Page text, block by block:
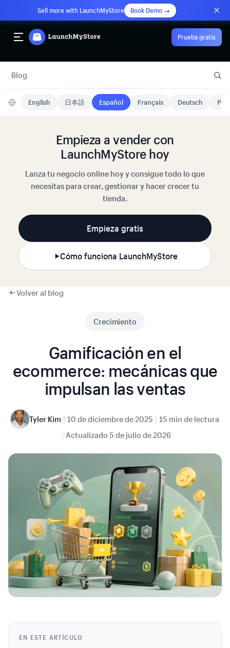
Sell more with LaunchMyStore Book Demo →
Prueba gratis
Blog
English 日本語 Español Français Deutsch
Empieza a vender con
LaunchMyStore hoy
Lanza tu negocio online hoy y consigue todo lo que
necesitas para crear, gestionar y hacer crecer tu
tienda.
Empieza gratis
Cómo funciona LaunchMyStore
Volver al blog
Crecimiento
Gamificación en el
ecommerce: mecánicas que
impulsan las ventas
Tyler Kim | 10 de diciembre de 2025 | 15 min de lectura
| Actualizado 5 de julio de 2026
EN ESTE ARTÍCULO